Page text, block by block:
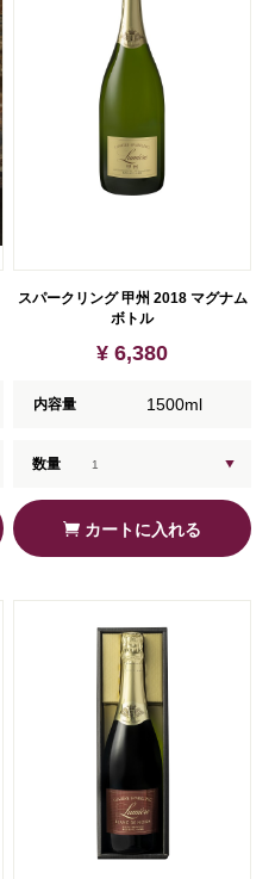
スパークリング 甲州 2018 マグナム
ボトル
¥ 6,380
内容量 1500ml
数量
カートに入れる